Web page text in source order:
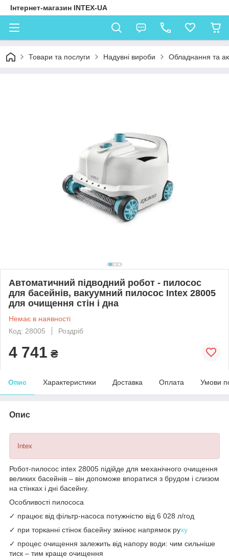
Інтернет-магазин INTEX-UA
Товари та послуги Надувні вироби Обладнання та
Автоматичний підводний робот - пилосос
для басейнів, вакуумний пилосос Intex 28005
для очищення стін і дна
Немає в наявності
Код: 28005
Роздріб
4 741 ₴
Опис Характеристики Доставка Оплата Умови
Опис
Intex
Робот-пилосос intex 28005 підійде для механічного очищення
великих басейнів – він допоможе впоратися з брудом і слизом
на стінках і дні басейну.
Особливості пилососа
✓ працює від фільтр-насоса потужністю від 6 028 л/год
✓ при торканні стінок басейну змінює напрямок руху
✓ процес очищення залежить від напору води: чим сильніше
тиск – тим краще очищення